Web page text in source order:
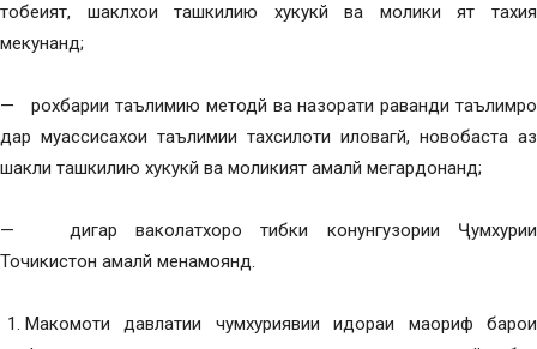
тобеият, шаклхои ташкилию хукукй ва молики ят тахия
мекунанд;
— рохбарии таълимию методй ва назорати раванди таълимро
дар муассисахои таълимии тахсилоти иловагй, новобаста аз
шакли ташкилию хукукй ва моликият амалй мегардонанд;
— дигар ваколатхоро тибки конунгузории Ҷумхурии
Точикистон амалй менамоянд.
Макомоти давлатии чумхуриявии идораи маориф барои